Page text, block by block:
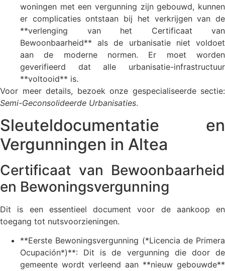
woningen met een vergunning zijn gebouwd, kunnen
er complicaties ontstaan bij het verkrijgen van de
**verlenging van het Certificaat van
Bewoonbaarheid** als de urbanisatie niet voldoet
aan de moderne normen. Er moet worden
geverifieerd dat alle urbanisatie-infrastructuur
**voltooid** is.
Voor meer details, bezoek onze gespecialiseerde sectie:
Semi-Geconsolideerde Urbanisaties.
Sleuteldocumentatie en
Vergunningen in Altea
Certificaat van Bewoonbaarheid
en Bewoningsvergunning
Dit is een essentieel document voor de aankoop en
toegang tot nutsvoorzieningen.
**Eerste Bewoningsvergunning (*Licencia de Primera
Ocupación*)**: Dit is de vergunning die door de
gemeente wordt verleend aan **nieuw gebouwde**